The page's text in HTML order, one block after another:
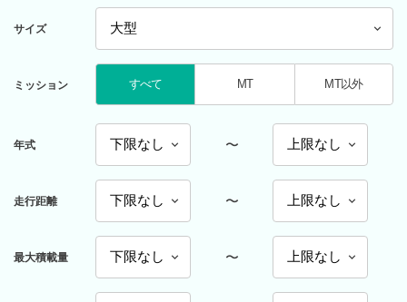
サイズ
ミッション すべて MT MT以外
年式 〜
走行距離 〜
最大積載量 〜